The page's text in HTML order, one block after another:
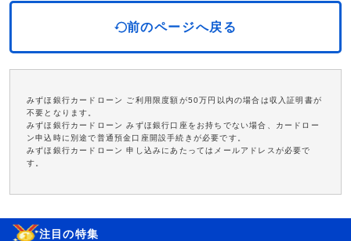
前のページへ戻る
みずほ銀行カードローン ご利用限度額が50万円以内の場合は収入証明書が
不要となります。
みずほ銀行カードローン みずほ銀行口座をお持ちでない場合、カードロー
ン申込時に別途で普通預金口座開設手続きが必要です。
みずほ銀行カードローン 申し込みにあたってはメールアドレスが必要で
す。
注目の特集